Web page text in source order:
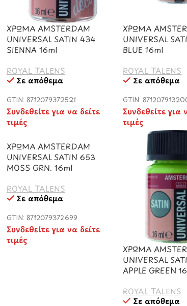
ΧΡΩΜΑ AMSTERDAM
UNIVERSAL SATIN 434
SIENNA 16ml
ROYAL TALENS
Σε απόθεμα
GTIN: 8712079372521
Συνδεθείτε για να δείτε
τιμές
ΧΡΩΜΑ
UNIVERSAL
BLUE 16ml
ROYAL TALENS
Σε απόθεμα
GTIN:
Συνδεθείτε για
τιμές
ΧΡΩΜΑ AMSTERDAM
UNIVERSAL SATIN 653
MOSS GRN. 16ml
ROYAL TALENS
Σε απόθεμα
GTIN: 8712079372699
Συνδεθείτε για να δείτε
τιμές
ΧΡΩΜΑ
UNIVERSAL
APPLE GREEN
ROYAL TALENS
Σε απόθεμα